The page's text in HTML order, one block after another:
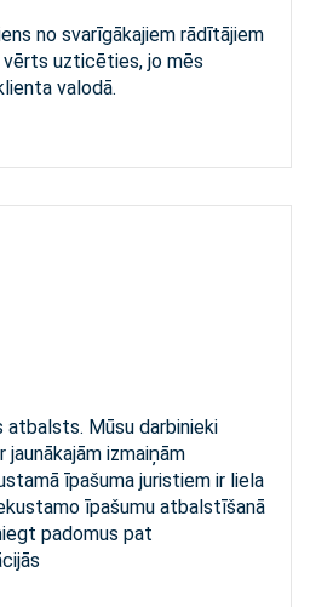
no svarīgākajiem rādītājiem
vērts uzticēties, jo mēs
valodā.
Mūsu darbinieki
izmaiņām
īpašuma juristiem ir liela
īpašumu atbalstīšanā
padomus pat